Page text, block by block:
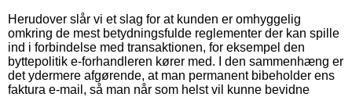
Herudover slår vi et slag for at kunden er omhyggelig
omkring de mest betydningsfulde reglementer der kan spille
ind i forbindelse med transaktionen, for eksempel den
byttepolitik e-forhandleren kører med. I den sammenhæng er
det ydermere afgørende, at man permanent bibeholder ens
faktura e-mail, så man når som helst vil kunne bevidne